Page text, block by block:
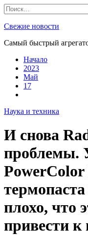
Skip
to
content
Найти:
Свежие новости
Самый быстрый
Начало
2023
Май
17
Наука и техника
И снова
проблемы.
плохо, что
привести к